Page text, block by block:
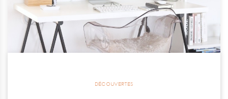
DÉCOUVERTES